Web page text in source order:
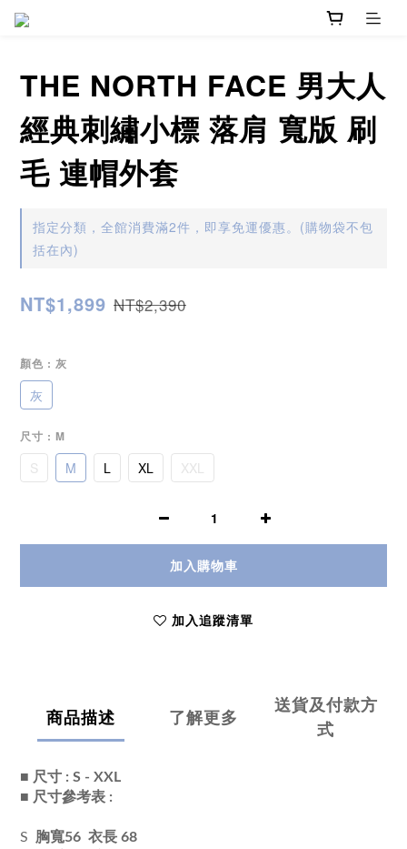
THE NORTH FACE 男大人
經典刺繡小標 落肩 寬版 刷
毛 連帽外套
指定分類，全館消費滿2件，即享免運優惠。(購物袋不包
括在內)
NT$1,899 NT$2,390
顏色 : 灰
灰
尺寸 : M
S M L XL XXL
加入購物車
加入追蹤清單
商品描述 了解更多
送貨及付款方
式
■ 尺寸 : S - XXL
■ 尺寸參考表 :
S
胸寬56 衣長 68